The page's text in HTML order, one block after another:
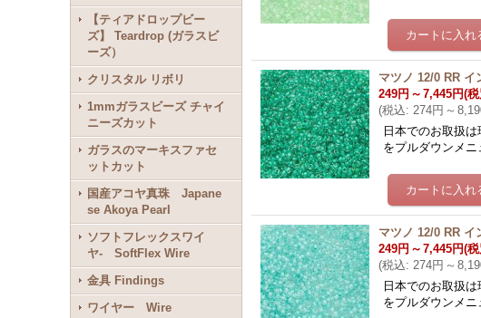
【ティアドロップビー
ズ】 Teardrop (ガラスビ
ーズ）
クリスタル リボリ
1mmガラスビーズ チャイ
ニーズカット
ガラスのマーキスファセ
ットカット
国産アコヤ真珠 Japane
se Akoya Pearl
ソフトフレックスワイ
ヤ- SoftFlex Wire
金具 Findings
ワイヤー Wire
マツノ 12/0 RR イ
249円 ～ 7,445円(
(税込: 274円 ～
日本でのお取扱
をプルダウンメ
マツノ 12/0 RR イ
249円 ～ 7,445円(
(税込: 274円 ～
日本でのお取扱
をプルダウンメ